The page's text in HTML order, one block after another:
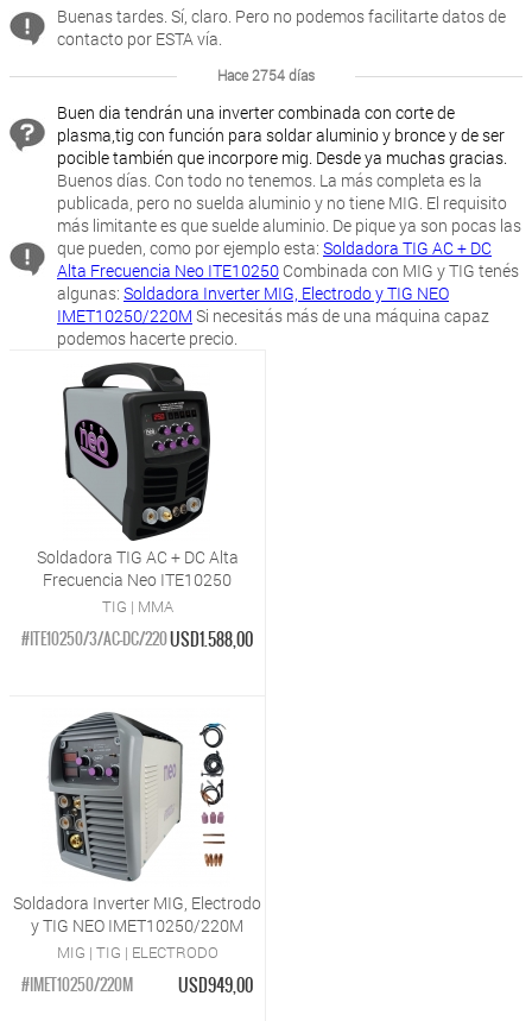
Buenas tardes. Sí, claro. Pero no podemos facilitarte datos de
contacto por ESTA vía.
Hace 2754 días
Buen dia tendrán una inverter combinada con corte de
plasma,tig con función para soldar aluminio y bronce y de ser
pocible también que incorpore mig. Desde ya muchas gracias.
Buenos días. Con todo no tenemos. La más completa es la
publicada, pero no suelda aluminio y no tiene MIG. El requisito
más limitante es que suelde aluminio. De pique ya son pocas las
que pueden, como por ejemplo esta: Soldadora TIG AC + DC
Alta Frecuencia Neo ITE10250 Combinada con MIG y TIG tenés
algunas: Soldadora Inverter MIG, Electrodo y TIG NEO
IMET10250/220M Si necesitás más de una máquina capaz
podemos hacerte precio.
Soldadora TIG AC + DC Alta
Frecuencia Neo ITE10250
TIG | MMA
USD1.588,00
#ITE10250/3/AC-DC/220
Soldadora Inverter MIG, Electrodo
y TIG NEO IMET10250/220M
MIG | TIG | ELECTRODO
USD949,00
#IMET10250/220M